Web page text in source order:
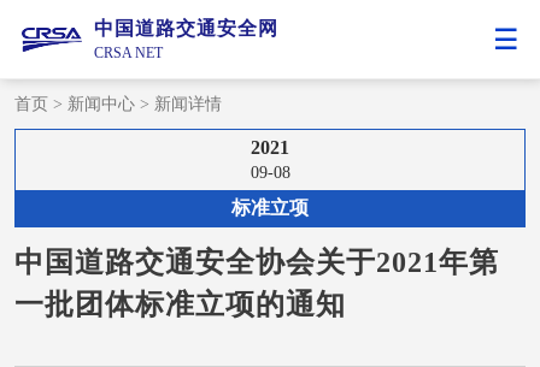
中国道路交通安全网
CRSA NET
首页 > 新闻中心 > 新闻详情
2021
09-08
标准立项
中国道路交通安全协会关于2021年第
一批团体标准立项的通知